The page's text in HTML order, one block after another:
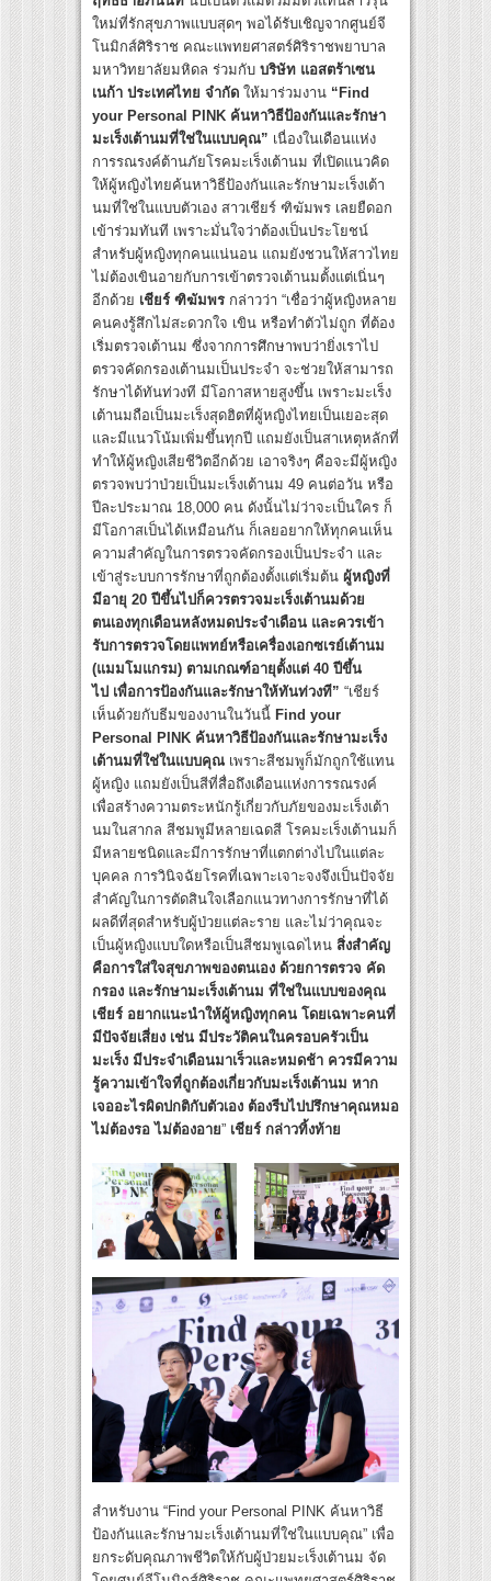
ใหม่ที่รักสุขภาพแบบสุดๆ พอได้รับเชิญจากศูนย์จี
โนมิกส์ศิริราช คณะแพทยศาสตร์ศิริราชพยาบาล
มหาวิทยาลัยมหิดล ร่วมกับ บริษัท แอสตร้าเซน
เนก้า ประเทศไทย จำกัด ให้มาร่วมงาน “Find
your Personal PINK ค้นหาวิธีป้องกันและรักษา
มะเร็งเต้านมที่ใช่ในแบบคุณ” เนื่องในเดือนแห่ง
การรณรงค์ต้านภัยโรคมะเร็งเต้านม ที่เปิดแนวคิด
ให้ผู้หญิงไทยค้นหาวิธีป้องกันและรักษามะเร็งเต้า
นมที่ใช่ในแบบตัวเอง สาวเชียร์ ฑิฆัมพร เลยยืดอก
เข้าร่วมทันที เพราะมั่นใจว่าต้องเป็นประโยชน์
สำหรับผู้หญิงทุกคนแน่นอน แถมยังชวนให้สาวไทย
ไม่ต้องเขินอายกับการเข้าตรวจเต้านมตั้งแต่เนิ่นๆ
อีกด้วย เชียร์ ฑิฆัมพร กล่าวว่า “เชื่อว่าผู้หญิงหลาย
คนคงรู้สึกไม่สะดวกใจ เขิน หรือทำตัวไม่ถูก ที่ต้อง
เริ่มตรวจเต้านม ซึ่งจากการศึกษาพบว่ายิ่งเราไป
ตรวจคัดกรองเต้านมเป็นประจำ จะช่วยให้สามารถ
รักษาได้ทันท่วงที มีโอกาสหายสูงขึ้น เพราะมะเร็ง
เต้านมถือเป็นมะเร็งสุดฮิตที่ผู้หญิงไทยเป็นเยอะสุด
และมีแนวโน้มเพิ่มขึ้นทุกปี แถมยังเป็นสาเหตุหลักที่
ทำให้ผู้หญิงเสียชีวิตอีกด้วย เอาจริงๆ คือจะมีผู้หญิง
ตรวจพบว่าป่วยเป็นมะเร็งเต้านม 49 คนต่อวัน หรือ
ปีละประมาณ 18,000 คน ดังนั้นไม่ว่าจะเป็นใคร ก็
มีโอกาสเป็นได้เหมือนกัน ก็เลยอยากให้ทุกคนเห็น
ความสำคัญในการตรวจคัดกรองเป็นประจำ และ
เข้าสู่ระบบการรักษาที่ถูกต้องตั้งแต่เริ่มต้น ผู้หญิงที่
มีอายุ 20 ปีขึ้นไปก็ควรตรวจมะเร็งเต้านมด้วย
ตนเองทุกเดือนหลังหมดประจำเดือน และควรเข้า
รับการตรวจโดยแพทย์หรือเครื่องเอกซเรย์เต้านม
(แมมโมแกรม) ตามเกณฑ์อายุตั้งแต่ 40 ปีขึ้น
ไป เพื่อการป้องกันและรักษาให้ทันท่วงที” “เชียร์
เห็นด้วยกับธีมของงานในวันนี้ Find your
Personal PINK ค้นหาวิธีป้องกันและรักษามะเร็ง
เต้านมที่ใช่ในแบบคุณ เพราะสีชมพูก็มักถูกใช้แทน
ผู้หญิง แถมยังเป็นสีที่สื่อถึงเดือนแห่งการรณรงค์
เพื่อสร้างความตระหนักรู้เกี่ยวกับภัยของมะเร็งเต้า
นมในสากล สีชมพูมีหลายเฉดสี โรคมะเร็งเต้านมก็
มีหลายชนิดและมีการรักษาที่แตกต่างไปในแต่ละ
บุคคล การวินิจฉัยโรคที่เฉพาะเจาะจงจึงเป็นปัจจัย
สำคัญในการตัดสินใจเลือกแนวทางการรักษาที่ได้
ผลดีที่สุดสำหรับผู้ป่วยแต่ละราย และไม่ว่าคุณจะ
เป็นผู้หญิงแบบใดหรือเป็นสีชมพูเฉดไหน สิ่งสำคัญ
คือการใส่ใจสุขภาพของตนเอง ด้วยการตรวจ คัด
กรอง และรักษามะเร็งเต้านม ที่ใช่ในแบบของคุณ
เชียร์ อยากแนะนำให้ผู้หญิงทุกคน โดยเฉพาะคนที่
มีปัจจัยเสี่ยง เช่น มีประวัติคนในครอบครัวเป็น
มะเร็ง มีประจำเดือนมาเร็วและหมดช้า ควรมีความ
รู้ความเข้าใจที่ถูกต้องเกี่ยวกับมะเร็งเต้านม หาก
เจออะไรผิดปกติกับตัวเอง ต้องรีบไปปรึกษาคุณหมอ
ไม่ต้องรอ ไม่ต้องอาย” เชียร์ กล่าวทิ้งท้าย
สำหรับงาน “Find your Personal PINK ค้นหาวิธี
ป้องกันและรักษามะเร็งเต้านมที่ใช่ในแบบคุณ” เพื่อ
ยกระดับคุณภาพชีวิตให้กับผู้ป่วยมะเร็งเต้านม จัด